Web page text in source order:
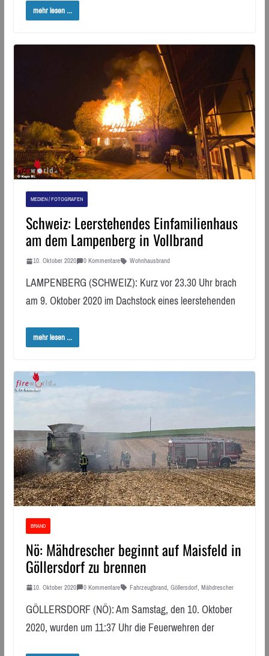
mehr lesen ...
MEDIEN / FOTOGRAFEN
Schweiz: Leerstehendes Einfamilienhaus
am dem Lampenberg in Vollbrand
10. Oktober 2020 0 Kommentare Wohnhausbrand
LAMPENBERG (SCHWEIZ): Kurz vor 23.30 Uhr brach
am 9. Oktober 2020 im Dachstock eines leerstehenden
mehr lesen ...
BRAND
Nö: Mähdrescher beginnt auf Maisfeld in
Göllersdorf zu brennen
10. Oktober 2020 0 Kommentare Fahrzeugbrand, Göllersdorf, Mähdrescher
GÖLLERSDORF (NÖ): Am Samstag, den 10. Oktober
2020, wurden um 11:37 Uhr die Feuerwehren der